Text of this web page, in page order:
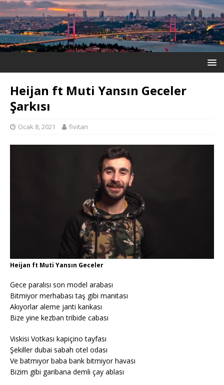
Heijan ft Muti Yansın Geceler
Şarkısı
Ocak 8, 2021 fivitan
Heijan ft Muti Yansın Geceler
Gece paralısı son model arabası
Bitmiyor merhabası taş gibi manitası
Akıyorlar aleme janti kankası
Bize yine kezban tribide cabası
Viskisi Votkası kapiçino tayfası
Şekiller dubai sabah otel odası
Ve batmıyor baba bank bitmiyor havası
Bizim gibi garibana demli çay ablası